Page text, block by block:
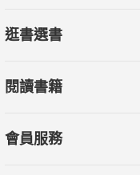
逛書選書
閱讀書籍
會員服務